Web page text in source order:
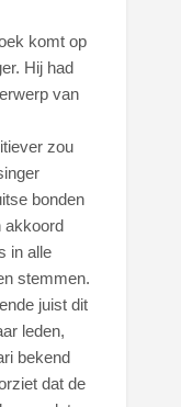
komt op
Hij had
van
zou
bonden
akkoord
in alle
stemmen.
juist dit
leden,
bekend
dat de